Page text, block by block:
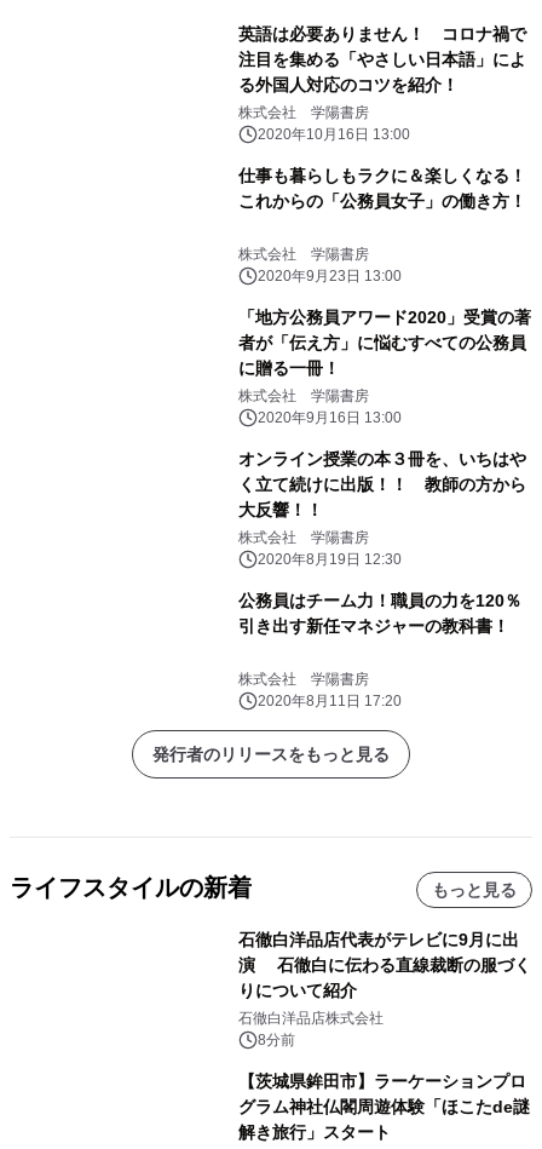
英語は必要ありません！ コロナ禍で
注目を集める「やさしい日本語」によ
る外国人対応のコツを紹介！
株式会社 学陽書房
2020年10月16日 13:00
仕事も暮らしもラクに＆楽しくなる！
これからの「公務員女子」の働き方！
株式会社 学陽書房
2020年9月23日 13:00
「地方公務員アワード2020」受賞の著
者が「伝え方」に悩むすべての公務員
に贈る一冊！
株式会社 学陽書房
2020年9月16日 13:00
オンライン授業の本３冊を、いちはや
く立て続けに出版！！ 教師の方から
大反響！！
株式会社 学陽書房
2020年8月19日 12:30
公務員はチーム力！職員の力を120％
引き出す新任マネジャーの教科書！
株式会社 学陽書房
2020年8月11日 17:20
発行者のリリースをもっと見る
ライフスタイルの新着 もっと見る
石徹白洋品店代表がテレビに9月に出
演 石徹白に伝わる直線裁断の服づく
りについて紹介
石徹白洋品店株式会社
8分前
【茨城県鉾田市】ラーケーションプロ
グラム神社仏閣周遊体験「ほこたde謎
解き旅行」スタート